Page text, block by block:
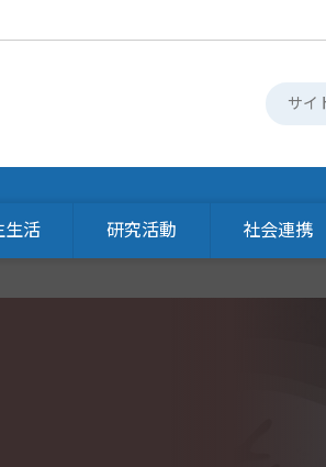
生活 研究活動 社会連携